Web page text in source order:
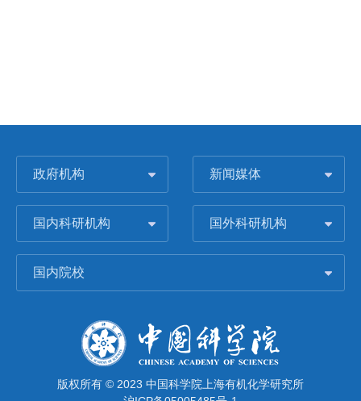
政府机构 新闻媒体
国内科研机构 国外科研机构
国内院校
版权所有 © 2023 中国科学院上海有机化学研究所